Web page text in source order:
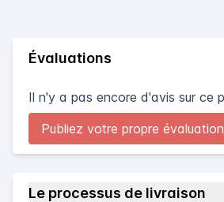
Évaluations
Il n'y a pas encore d'avis sur ce
Publiez votre propre évaluation
Le processus de livraison